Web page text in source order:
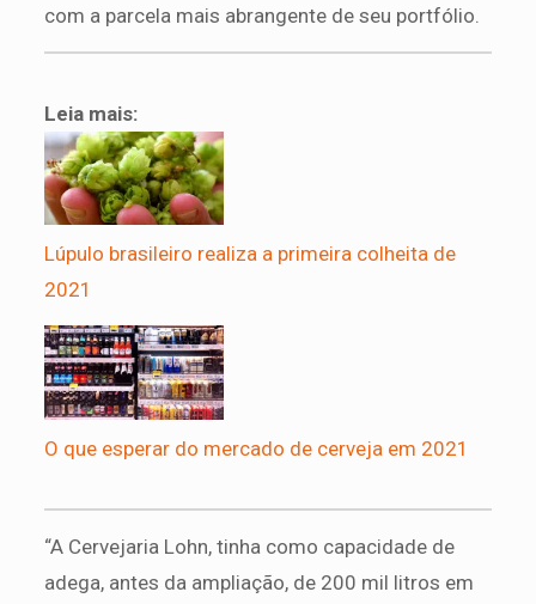
com a parcela mais abrangente de seu portfólio.
Leia mais:
Lúpulo brasileiro realiza a primeira colheita de
2021
O que esperar do mercado de cerveja em 2021
“A Cervejaria Lohn, tinha como capacidade de
adega, antes da ampliação, de 200 mil litros em